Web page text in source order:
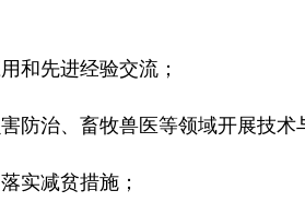
和先进经验交流；
防治、畜牧兽医等领域开展技术
实减贫措施；